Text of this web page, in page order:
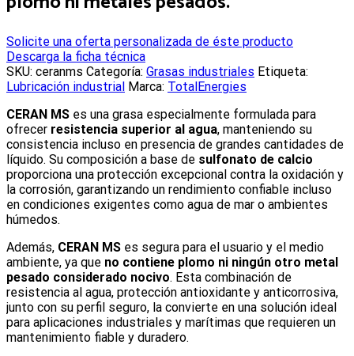
Solicite una oferta personalizada de éste producto
Descarga la ficha técnica
SKU: ceranms Categoría: Grasas industriales Etiqueta:
Lubricación industrial Marca: TotalEnergies
CERAN MS es una grasa especialmente formulada para
ofrecer resistencia superior al agua, manteniendo su
consistencia incluso en presencia de grandes cantidades de
líquido. Su composición a base de sulfonato de calcio
proporciona una protección excepcional contra la oxidación y
la corrosión, garantizando un rendimiento confiable incluso
en condiciones exigentes como agua de mar o ambientes
húmedos.
Además, CERAN MS es segura para el usuario y el medio
ambiente, ya que no contiene plomo ni ningún otro metal
pesado considerado nocivo. Esta combinación de
resistencia al agua, protección antioxidante y anticorrosiva,
junto con su perfil seguro, la convierte en una solución ideal
para aplicaciones industriales y marítimas que requieren un
mantenimiento fiable y duradero.